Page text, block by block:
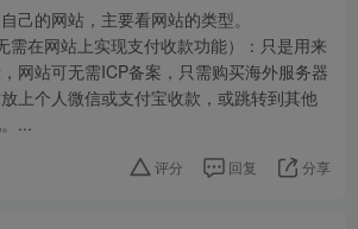
己的网站，主要看网站的类型。
需在网站上实现支付收款功能）：只是用来
网站可无需ICP备案，只需购买海外服务器
上个人微信或支付宝收款，或跳转到其他
...
评分 回复 分享